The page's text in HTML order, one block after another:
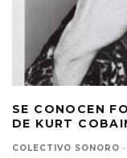
SE CONOCEN
DE KURT
COLECTIVO SONORO ·